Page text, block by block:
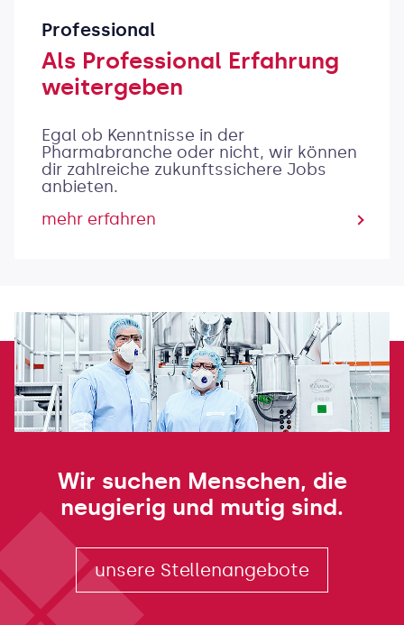
Professional
Als Professional Erfahrung
weitergeben
Egal ob Kenntnisse in der
Pharmabranche oder nicht, wir können
dir zahlreiche zukunftssichere Jobs
anbieten.
mehr erfahren
Wir suchen Menschen, die
neugierig und mutig sind.
unsere Stellenangebote